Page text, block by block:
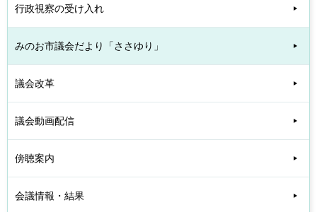
行政視察の受け入れ
みのお市議会だより「ささゆり」
議会改革
議会動画配信
傍聴案内
会議情報・結果